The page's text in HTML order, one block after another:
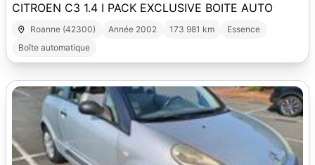
CITROEN C3 1.4 I PACK EXCLUSIVE BOITE AUTO
Roanne (42300) Année 2002 173 981 km
Essence
Boîte automatique